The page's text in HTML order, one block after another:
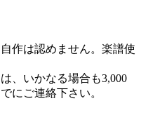
作は認めません。楽譜使
、いかなる場合も3,000
にご連絡下さい。